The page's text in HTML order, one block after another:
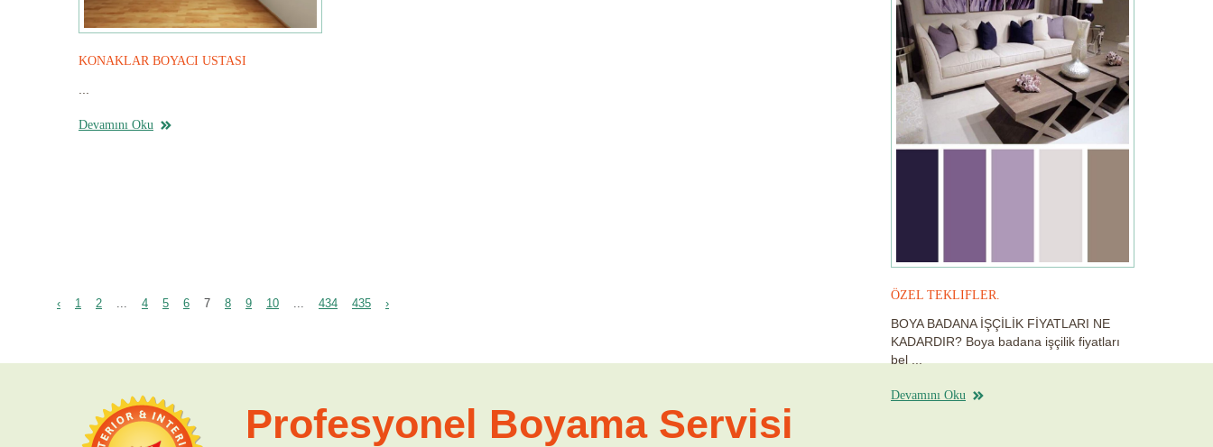
KONAKLAR BOYACI USTASI
Devamını Oku
‹ 1 2 ... 4 5 6 7 8 9 10 ... 434 435 ›
ÖZEL TEKLIFLER.
BOYA BADANA İŞÇİLİK FİYATLARI NE
KADARDIR? Boya badana işçilik fiyatları
bel...
Devamını Oku
Profesyonel Boyama Servisi